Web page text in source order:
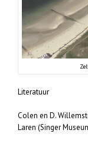
Literatuur
Colen en D.
Laren (Singer